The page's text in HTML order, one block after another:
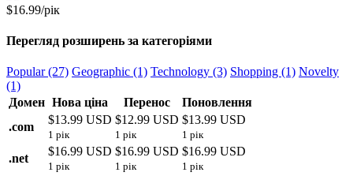
$16.99/рік
Перегляд розширень за категоріями
Popular (27) Geographic (1) Technology (3) Shopping (1) Novelty
(1)
Домен Нова ціна Перенос
Поновлення
.com
$13.99 USD
1 рік
$12.99 USD
1 рік
$13.99 USD
1 рік
.net
$16.99 USD
1 рік
$16.99 USD
1 рік
$16.99 USD
1 рік